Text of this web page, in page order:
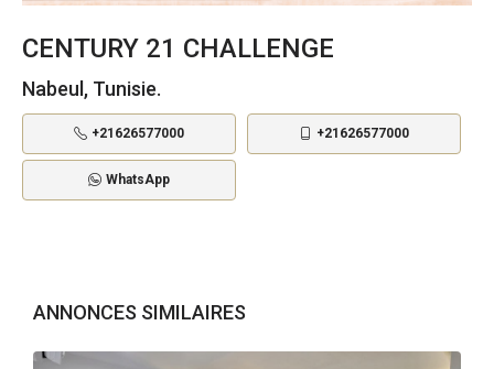
CENTURY 21 CHALLENGE
Nabeul, Tunisie.
+21626577000 +21626577000
WhatsApp
ANNONCES SIMILAIRES